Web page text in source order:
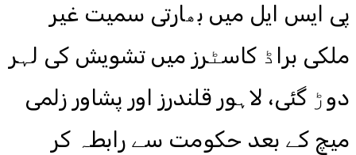
پی ایس ایل میں بھارتی سمیت غیر
ملکی براڈ کاسٹرز میں تشویش کی لہر
دوڑ گئی، لاہور قلندرز اور پشاور زلمی
میچ کے بعد حکومت سے رابطہ کر